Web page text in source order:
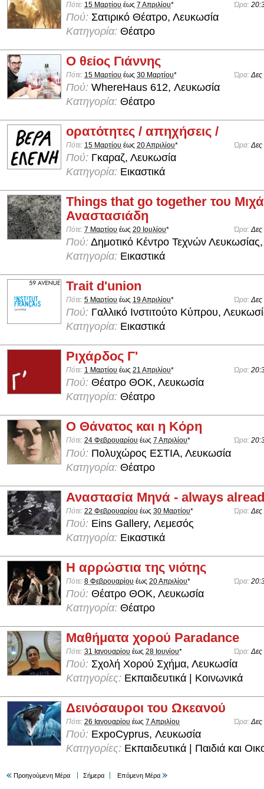
Πότε: 15 Μαρτίου έως 7 Απριλίου* Ώρα:
Πού: Σατιρικό Θέατρο, Λευκωσία
Κατηγορία: Θέατρο
Ο θείος Γιάννης
Πότε: 15 Μαρτίου έως 30 Μαρτίου* Ώρα:Δες
Πού: WhereHaus 612, Λευκωσία
Κατηγορία: Θέατρο
ορατότητες / απηχήσεις /
Πότε: 15 Μαρτίου έως 20 Απριλίου* Ώρα:Δες
Πού: Γκαραζ, Λευκωσία
Κατηγορία: Εικαστικά
Things that go together του
Αναστασιάδη
Πότε: 7 Μαρτίου έως 20 Ιουλίου* Ώρα:Δες
Πού: Δημοτικό Κέντρο Τεχνών
Κατηγορία: Εικαστικά
Trait d'union
Πότε: 5 Μαρτίου έως 19 Απριλίου* Ώρα:Δες
Πού: Γαλλικό Ινστιτούτο Κύπρου,
Κατηγορία: Εικαστικά
Ριχάρδος Γ'
Πότε: 1 Μαρτίου έως 21 Απριλίου* Ώρα:
Πού: Θέατρο ΘΟΚ, Λευκωσία
Κατηγορία: Θέατρο
Ο Θάνατος και η Κόρη
Πότε: 24 Φεβρουαρίου έως 7 Απριλίου* Ώρα:
Πού: Πολυχώρος ΕΣΤΙΑ, Λευκωσία
Κατηγορία: Θέατρο
Αναστασία Μηνά - always
Πότε: 22 Φεβρουαρίου έως 30 Μαρτίου* Ώρα: Δες
Πού: Eins Gallery, Λεμεσός
Κατηγορία: Εικαστικά
Η αρρώστια της νιότης
Πότε: 8 Φεβρουαρίου έως 20 Απριλίου* Ώρα:
Πού: Θέατρο ΘΟΚ, Λευκωσία
Κατηγορία: Θέατρο
Μαθήματα χορού Paradance
Πότε: 31 Ιανουαρίου έως 28 Ιουνίου* Ώρα: Δες
Πού: Σχολή Χορού Σχήμα, Λευκωσία
Κατηγορίες: Εκπαιδευτικά | Κοινωνικά
Δεινόσαυροι του Ωκεανού
Πότε: 26 Ιανουαρίου έως 7 Απριλίου Ώρα:Δες
Πού: ExpoCyprus, Λευκωσία
Κατηγορίες: Εκπαιδευτικά | Παιδιά και
Προηγούμενη Μέρα Σήμερα Επόμενη Μέρα